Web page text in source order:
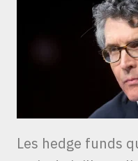
Les hedge funds